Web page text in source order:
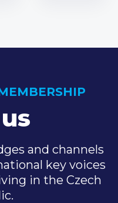
and channels
key voices
in the Czech